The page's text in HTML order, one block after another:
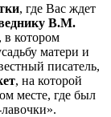
, где Вас ждет
В.М.
в котором
матери и
писатель,
, на которой
месте, где был